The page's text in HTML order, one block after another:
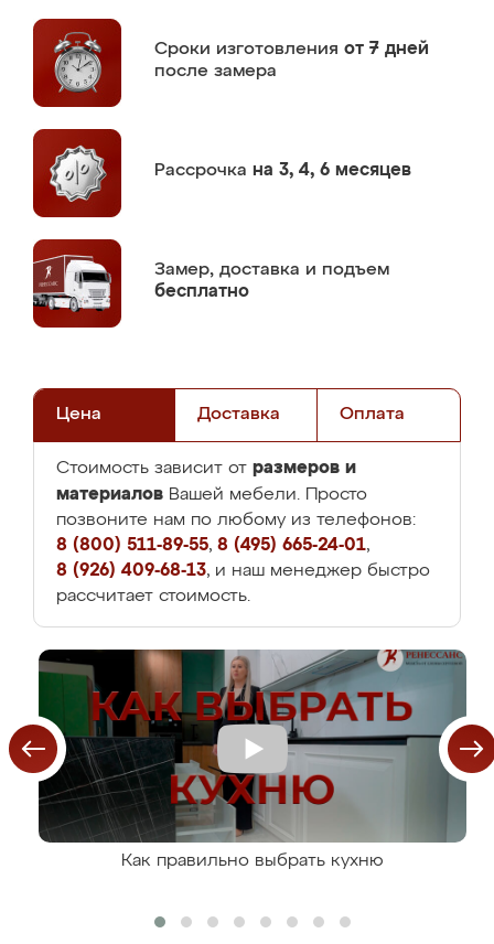
Сроки изготовления от 7 дней
после замера
Рассрочка на 3, 4, 6 месяцев
Замер, доставка и подъем
бесплатно
Цена Доставка Оплата
Стоимость зависит от размеров и
материалов Вашей мебели. Просто
позвоните нам по любому из телефонов:
8 (800) 511-89-55, 8 (495) 665-24-01,
8 (926) 409-68-13, и наш менеджер быстро
рассчитает стоимость.
Как правильно выбрать кухню